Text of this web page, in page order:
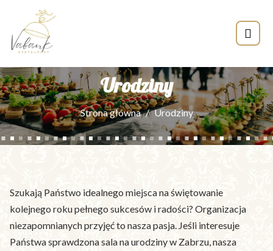
Urodziny
Strona główna Urodziny
Szukają Państwo idealnego miejsca na świętowanie
kolejnego roku pełnego sukcesów i radości? Organizacja
niezapomnianych przyjęć to nasza pasja. Jeśli interesuje
Państwa sprawdzona sala na urodziny w Zabrzu, nasza